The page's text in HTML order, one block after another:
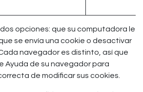
opciones: que su computadora le
se envía una cookie o desactivar
navegador es distinto, así que
Ayuda de su navegador para
de modificar sus cookies.